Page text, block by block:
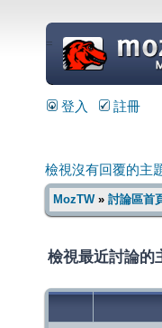
=
登入 註冊
檢視沒有回覆的主
MozTW» 討論區首
檢視最近討論的